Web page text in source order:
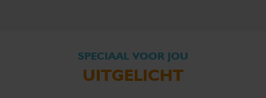
SPECIAAL VOOR JOU
UITGELICHT